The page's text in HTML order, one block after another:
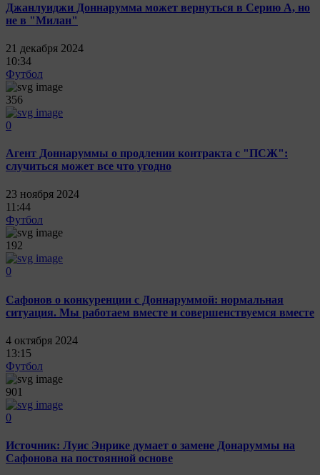
Джанлуиджи Доннарумма может вернуться в Серию А, но
не в "Милан"
21 декабря 2024
10:34
Футбол
356
0
Агент Доннаруммы о продлении контракта с "ПСЖ":
случиться может все что угодно
23 ноября 2024
11:44
Футбол
192
0
Сафонов о конкуренции с Доннаруммой: нормальная
ситуация. Мы работаем вместе и совершенствуемся вместе
4 октября 2024
13:15
Футбол
901
0
Источник: Луис Энрике думает о замене Донаруммы на
Сафонова на постоянной основе